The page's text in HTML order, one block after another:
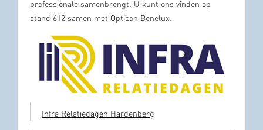
professionals samenbrengt. U kunt ons vinden op
stand 612 samen met Opticon Benelux.
Infra Relatiedagen Hardenberg